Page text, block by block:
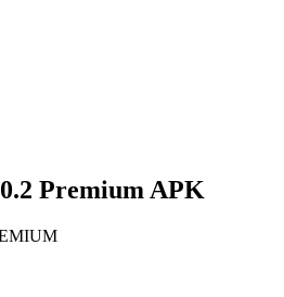
Premium APK